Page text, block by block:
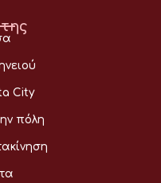
City
πόλη